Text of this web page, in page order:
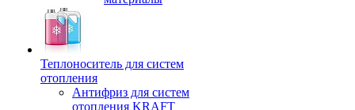
Теплоноситель для систем
отопления
Антифриз для систем
отопления KRAFT